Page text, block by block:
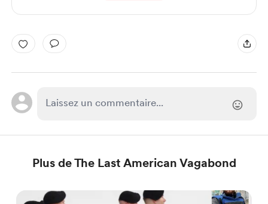
Plus de The Last American Vagabond